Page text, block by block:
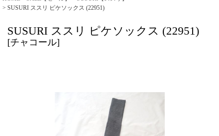
> SUSURI ススリ ピケソックス (22951)
SUSURI ススリ ピケソックス (22951)
[チャコール]